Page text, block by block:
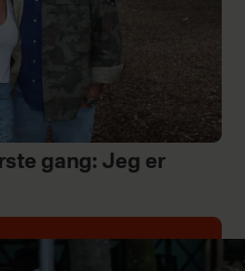
gang: Jeg er